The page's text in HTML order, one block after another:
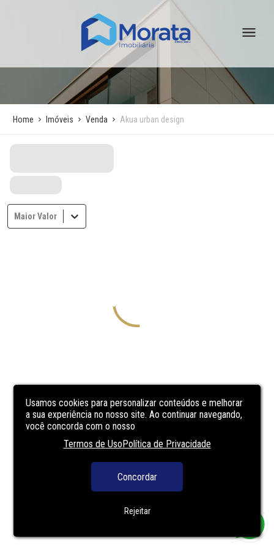
Usamos cookies para personalizar conteúdos e melhorar
a sua experiência no nosso site. Ao continuar navegando,
você concorda com o nosso
Termos de UsoPolítica de Privacidade
Concordar
Rejeitar
Home Imóveis Venda Akua urban design
Maior Valor